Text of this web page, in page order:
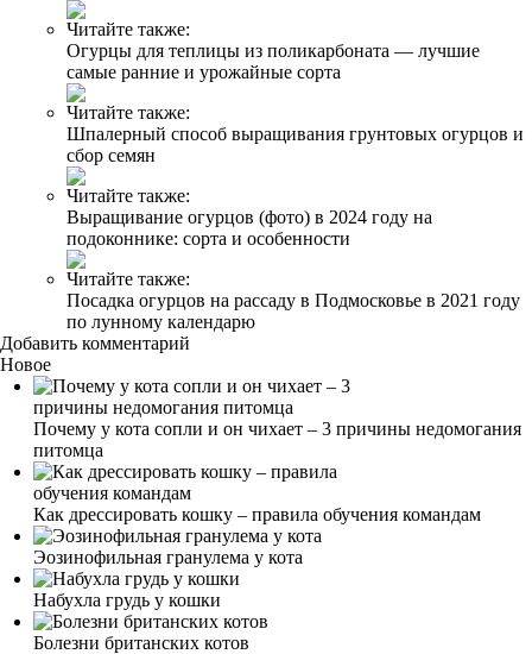
Читайте также:
Огурцы для теплицы из поликарбоната — лучшие
самые ранние и урожайные сорта
Читайте также:
Шпалерный способ выращивания грунтовых огурцов и
сбор семян
Читайте также:
Выращивание огурцов (фото) в 2024 году на
подоконнике: сорта и особенности
Читайте также:
Посадка огурцов на рассаду в Подмосковье в 2021 году
по лунному календарю
Добавить комментарий
Новое
Почему у кота сопли и он чихает – 3 причины недомогания
питомца
Как дрессировать кошку – правила обучения командам
Эозинофильная гранулема у кота
Набухла грудь у кошки
Болезни британских котов